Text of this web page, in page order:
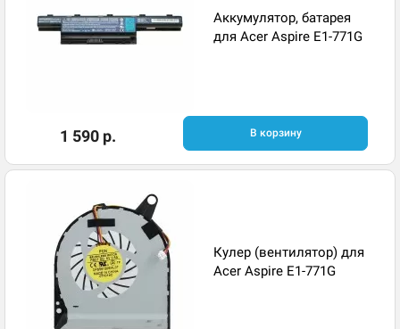
Аккумулятор, батарея
для Acer Aspire E1-771G
1 590 р. В корзину
Кулер (вентилятор) для
Acer Aspire E1-771G